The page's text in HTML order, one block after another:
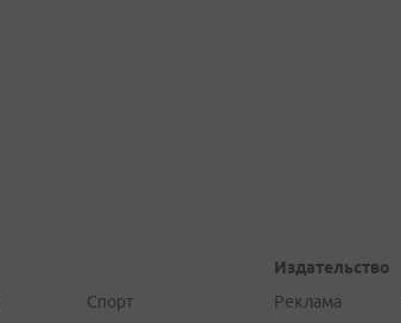
Спорт
Издательство
Реклама